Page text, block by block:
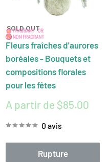
SOLD OUT
Fleurs fraîches d'aurores
boréales - Bouquets et
compositions florales
pour les fêtes
Prix
réduit
A partir de $85.00
0 avis
Rupture